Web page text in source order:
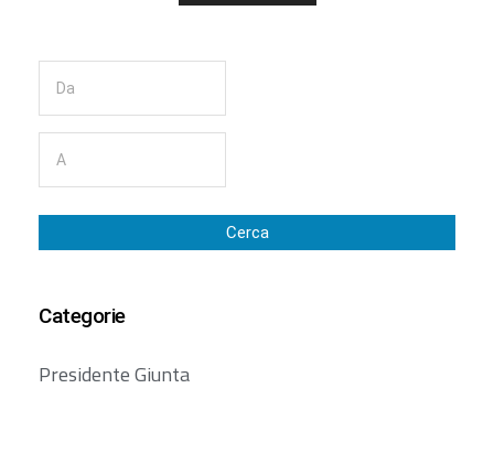
Cerca
Categorie
Presidente Giunta